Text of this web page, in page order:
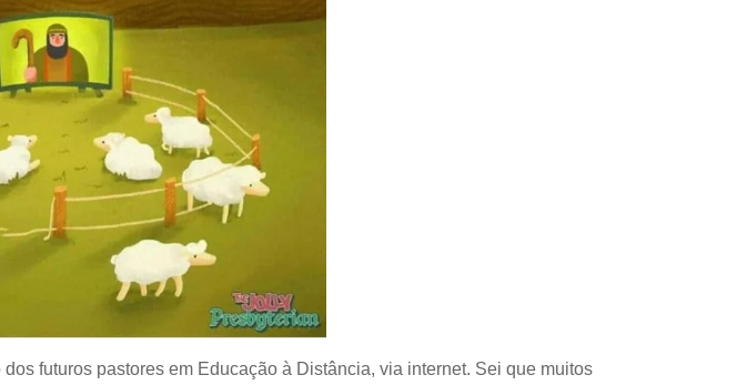
futuros pastores em Educação à Distância, via internet. Sei que muitos